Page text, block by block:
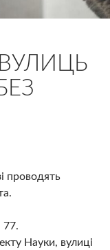
ВУЛИЦЬ
проводять
77.
Науки, вулиці